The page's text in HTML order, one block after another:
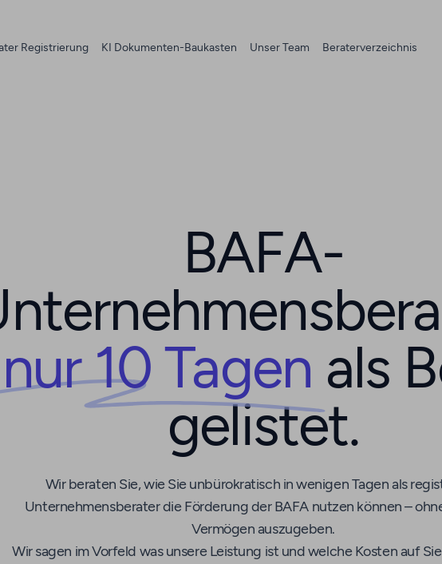
Registrierung KI Dokumenten-Baukasten Unser Team Beraterverzeichnis
BAFA-
10 Tagen als
gelistet.
Wir beraten Sie, wie Sie unbürokratisch in wenigen Tagen als
Unternehmensberater die Förderung der BAFA nutzen können –
Vermögen auszugeben.
Wir sagen im Vorfeld was unsere Leistung ist und welche Kosten auf